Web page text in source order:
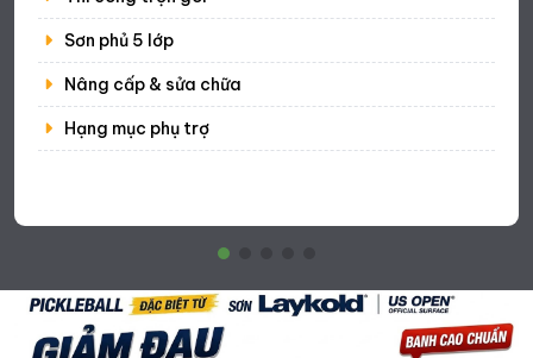
Sơn phủ 5 lớp
Nâng cấp & sửa chữa
Hạng mục phụ trợ